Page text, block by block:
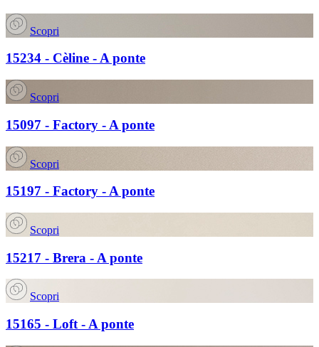
Scopri
15234 - Cèline - A ponte
Scopri
15097 - Factory - A ponte
Scopri
15197 - Factory - A ponte
Scopri
15217 - Brera - A ponte
Scopri
15165 - Loft - A ponte